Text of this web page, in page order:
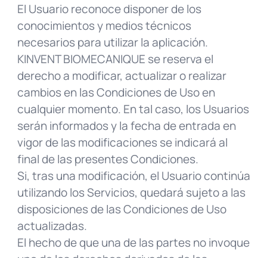
El Usuario reconoce disponer de los
conocimientos y medios técnicos
necesarios para utilizar la aplicación.
KINVENT BIOMECANIQUE se reserva el
derecho a modificar, actualizar o realizar
cambios en las Condiciones de Uso en
cualquier momento. En tal caso, los Usuarios
serán informados y la fecha de entrada en
vigor de las modificaciones se indicará al
final de las presentes Condiciones.
Si, tras una modificación, el Usuario continúa
utilizando los Servicios, quedará sujeto a las
disposiciones de las Condiciones de Uso
actualizadas.
El hecho de que una de las partes no invoque